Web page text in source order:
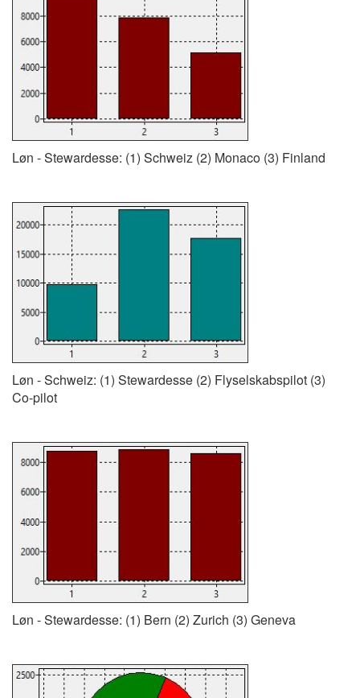
Løn - Stewardesse: (1) Schweiz (2) Monaco (3) Finland
Løn - Schweiz: (1) Stewardesse (2) Flyselskabspilot (3)
Co-pilot
Løn - Stewardesse: (1) Bern (2) Zurich (3) Geneva